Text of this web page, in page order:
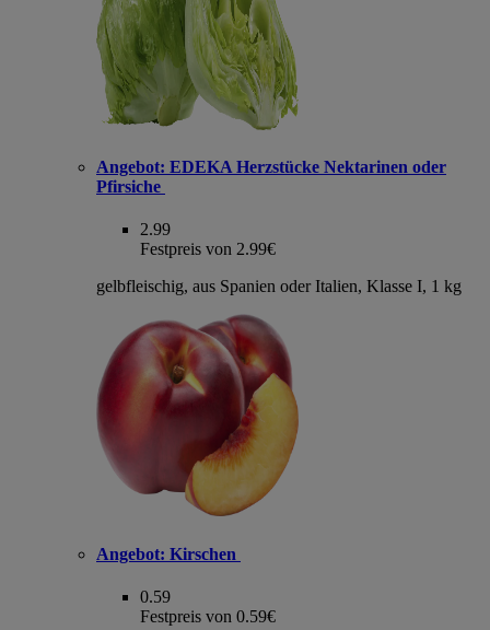
Angebot: EDEKA Herzstücke Nektarinen oder
Pfirsiche
2.99
Festpreis von 2.99€
gelbfleischig, aus Spanien oder Italien, Klasse I, 1 kg
Angebot: Kirschen
0.59
Festpreis von 0.59€